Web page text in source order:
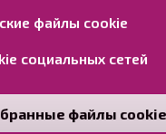
файлы cookie
социальных сетей
файлы cookie
звонков + 358 8